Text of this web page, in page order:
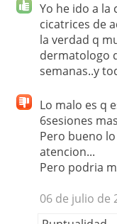
Yo he ido a
cicatrices de
la verdad q
dermatologo
semanas..y
Lo malo es q
6sesiones
Pero bueno
atencion...
Pero podria
06 de julio de